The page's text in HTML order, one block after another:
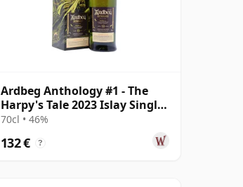
Ardbeg Anthology #1 - The
Harpy's Tale 2023 Islay Single
13 años
70cl • 46%
132 € ?